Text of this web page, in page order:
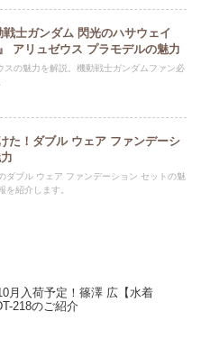
戦士ガンダム 閃光のハサウェイ
アリュゼウス プラモデルの魅力
スの魅力を解説。機動戦士ガンダムファン必
た！ダブル ウェア ファンデーシ
ダブル ウェア ファンデーション セットの魅
を紹介します。
月入荷予定！篠澤 広【水着
218のご紹介